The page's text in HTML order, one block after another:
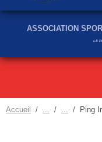
ASSOCIATION
LE
Accueil Ping